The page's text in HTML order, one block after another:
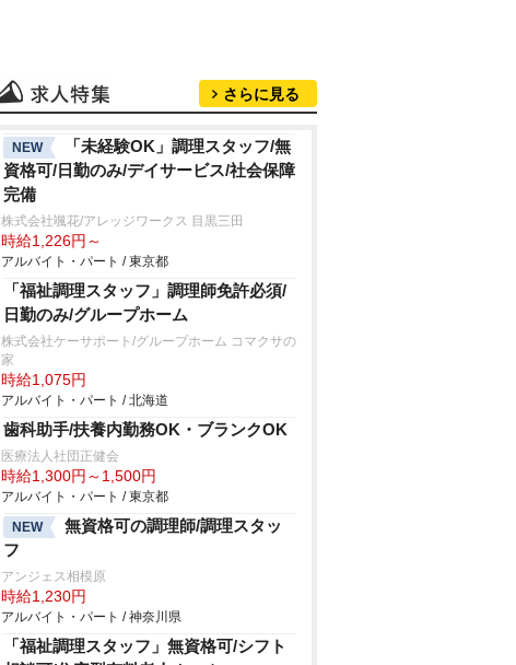
さらに見る
NEW
「未経験OK」調理スタッフ/無
資格可/日勤のみ/デイサービス/社会保障
完備
株式会社颯花/アレッジワークス 目黒三田
時給1,226円～
アルバイト・パート / 東京都
「福祉調理スタッフ」調理師免許必須/
日勤のみ/グループホーム
株式会社ケーサポート/グループホーム コマクサの
家
時給1,075円
アルバイト・パート / 北海道
歯科助手/扶養内勤務OK・ブランクOK
医療法人社団正健会
時給1,300円～1,500円
アルバイト・パート / 東京都
NEW
無資格可の調理師/調理スタッ
フ
アンジェス相模原
時給1,230円
アルバイト・パート / 神奈川県
「福祉調理スタッフ」無資格可/シフト